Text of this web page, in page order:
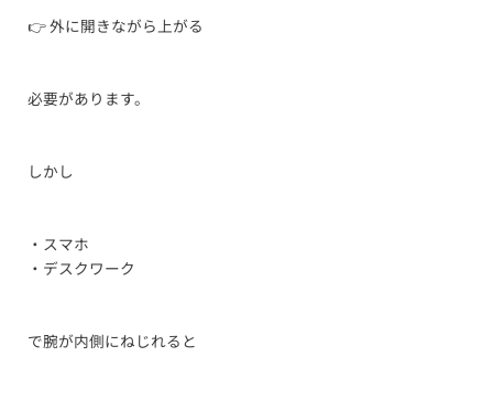
👉 外に開きながら上がる
必要があります。
しかし
・スマホ
・デスクワーク
で腕が内側にねじれると